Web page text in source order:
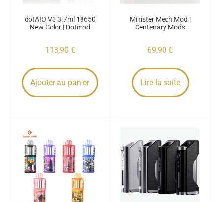
dotAIO V3 3.7ml 18650
New Color | Dotmod
113,90 €
Ajouter au panier
Minister Mech Mod |
Centenary Mods
69,90 €
Lire la suite